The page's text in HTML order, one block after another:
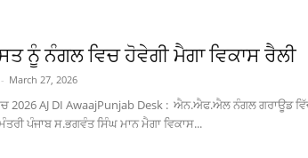
ਨੂੰ ਨੰਗਲ ਵਿਚ ਹੋਵੇਗੀ ਮੈਗਾ ਵਿਕਾਸ ਰੈਲੀ
- March 27, 2026
2026 AJ DI AwaajPunjab Desk : ਐਨ.ਐਫ.ਐਲ ਨੰਗਲ ਗਰਾਊਡ
ਪੰਜਾਬ ਸ.ਭਗਵੰਤ ਸਿੰਘ ਮਾਨ ਮੈਗਾ ਵਿਕਾਸ...